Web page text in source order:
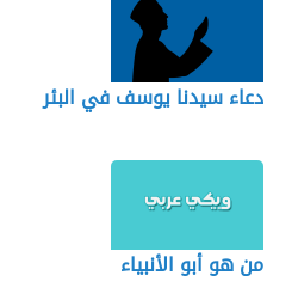
دعاء سيدنا يوسف في البئر
من هو أبو الأنبياء